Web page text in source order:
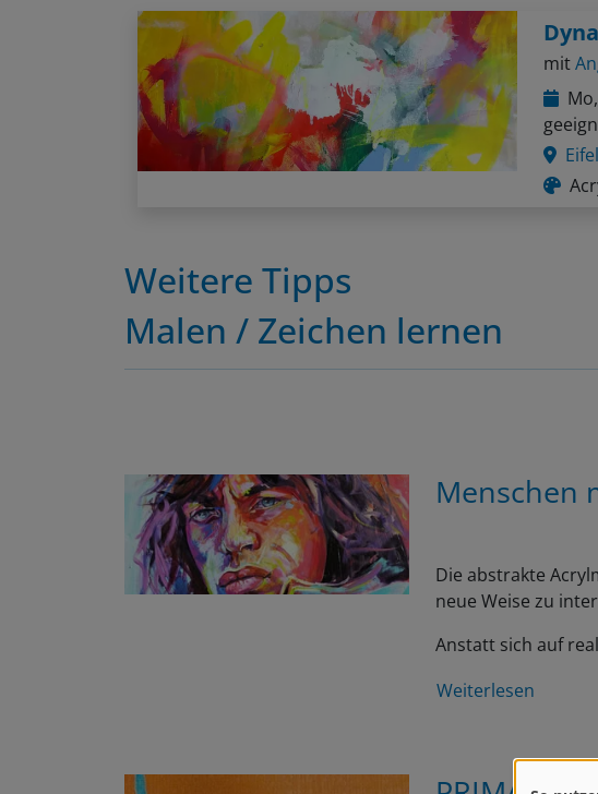
mit
Eifel
Weitere Tipps
Malen / Zeichen lernen
Menschen
Die abstrakte
neue Weise zu
Anstatt sich auf
Weiterlesen